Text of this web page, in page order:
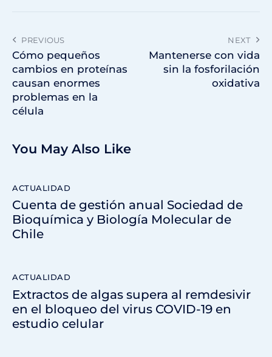
PREVIOUS
Cómo pequeños
cambios en proteínas
causan enormes
problemas en la
célula
NEXT
Mantenerse con vida
sin la fosforilación
oxidativa
You May Also Like
ACTUALIDAD
Cuenta de gestión anual Sociedad de
Bioquímica y Biología Molecular de
Chile
ACTUALIDAD
Extractos de algas supera al remdesivir
en el bloqueo del virus COVID-19 en
estudio celular